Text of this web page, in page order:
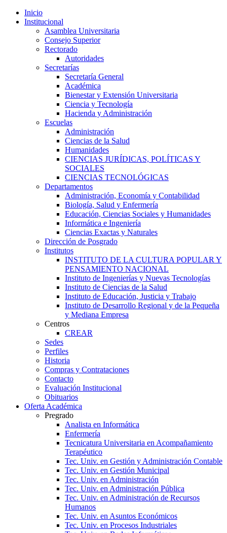
Inicio
Institucional
Asamblea Universitaria
Consejo Superior
Rectorado
Autoridades
Secretarías
Secretaría General
Académica
Bienestar y Extensión Universitaria
Ciencia y Tecnología
Hacienda y Administración
Escuelas
Administración
Ciencias de la Salud
Humanidades
CIENCIAS JURÍDICAS, POLÍTICAS Y
SOCIALES
CIENCIAS TECNOLÓGICAS
Departamentos
Administración, Economía y Contabilidad
Biología, Salud y Enfermería
Educación, Ciencias Sociales y Humanidades
Informática e Ingeniería
Ciencias Exactas y Naturales
Dirección de Posgrado
Institutos
INSTITUTO DE LA CULTURA POPULAR Y
PENSAMIENTO NACIONAL
Instituto de Ingenierías y Nuevas Tecnologías
Instituto de Ciencias de la Salud
Instituto de Educación, Justicia y Trabajo
Instituto de Desarrollo Regional y de la Pequeña
y Mediana Empresa
Centros
CREAR
Sedes
Perfiles
Historia
Compras y Contrataciones
Contacto
Evaluación Institucional
Obituarios
Oferta Académica
Pregrado
Analista en Informática
Enfermería
Tecnicatura Universitaria en Acompañamiento
Terapéutico
Tec. Univ. en Gestión y Administración Contable
Tec. Univ. en Gestión Municipal
Tec. Univ. en Administración
Tec. Univ. en Administración Pública
Tec. Univ. en Administración de Recursos
Humanos
Tec. Univ. en Asuntos Económicos
Tec. Univ. en Procesos Industriales